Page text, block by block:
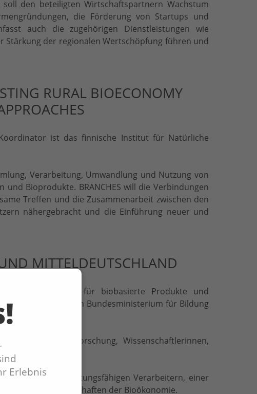
den beteiligten Wirtschaftspartnern Wachstum
die Förderung von Startups und
auch die zugehörigen Dienstleistungen wie
Stärkung der regionalen Wertschöpfung führen und
RURAL BIOECONOMY
ist das finnische Institut für Natürliche
Verarbeitung, Umwandlung und Nutzung von
Bioprodukte. BRANCHES will die Verbindungen
Treffen und die Zusammenarbeit zwischen den
nähergebracht und die Einführung neuer und
MITTELDEUTSCHLAND
für biobasierte Produkte und
wird es vom Bundesministerium für Bildung
Industrieforschung, Wissenschaftlerinnen,
leistungsfähigen Verarbeitern, einer
Forschungslandschaften der Bioökonomie.
Erlebnis